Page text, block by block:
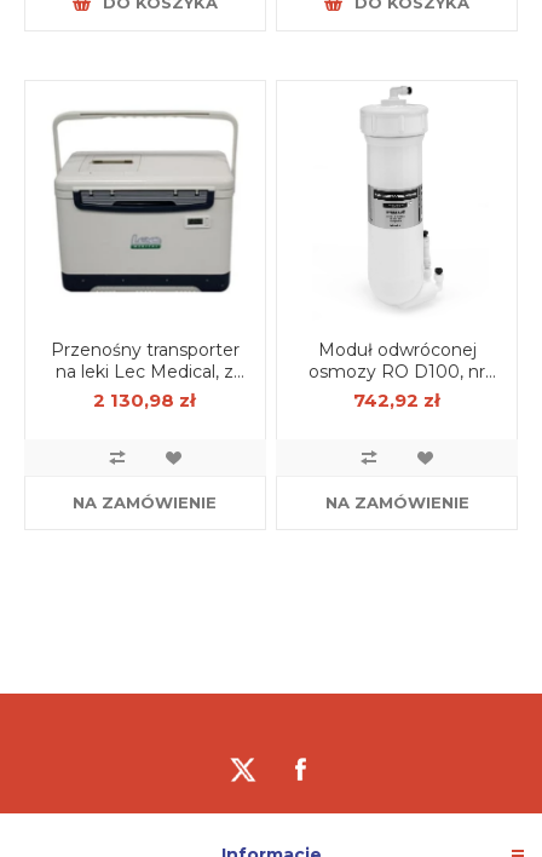
Przenośny transporter
na leki Lec Medical, z
wkładami żelowymi 18 l
2 130,98 zł
NA ZAMÓWIENIE
Moduł odwróconej
osmozy RO D100, nr
kat. ER-RO-0100
742,92 zł
NA ZAMÓWIENIE